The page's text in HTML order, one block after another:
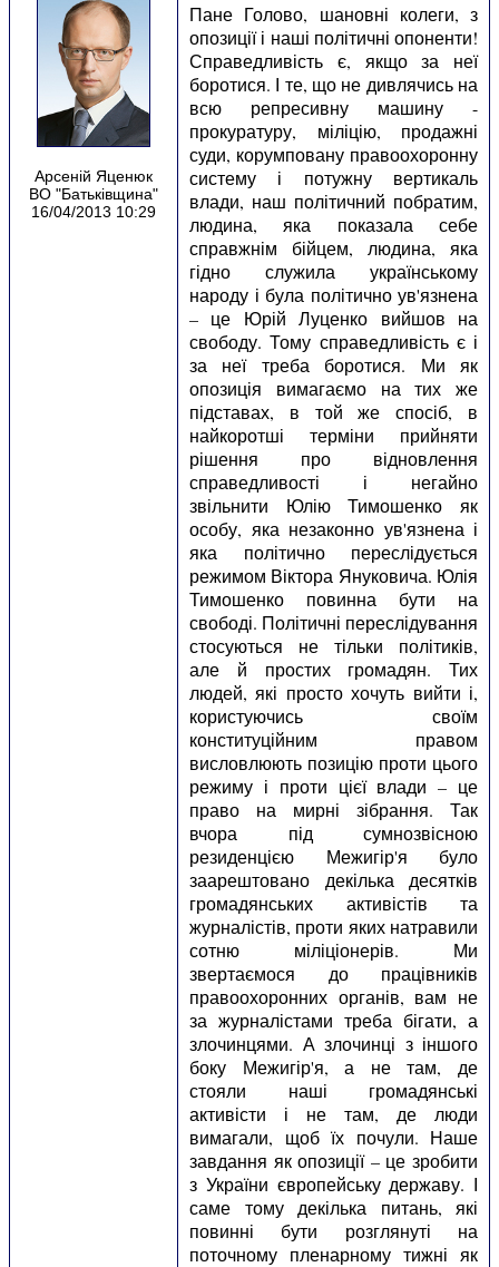
Арсеній Яценюк
ВО "Батьківщина"
16/04/2013 10:29
Пане Голово, шановні колеги, з
опозиції і наші політичні опоненти!
Справедливість є, якщо за неї
боротися. І те, що не дивлячись на
всю репресивну машину -
прокуратуру, міліцію, продажні
суди, корумповану правоохоронну
систему і потужну вертикаль
влади, наш політичний побратим,
людина, яка показала себе
справжнім бійцем, людина, яка
гідно служила українському
народу і була політично ув'язнена
– це Юрій Луценко вийшов на
свободу. Тому справедливість є і
за неї треба боротися. Ми як
опозиція вимагаємо на тих же
підставах, в той же спосіб, в
найкоротші терміни прийняти
рішення про відновлення
справедливості і негайно
звільнити Юлію Тимошенко як
особу, яка незаконно ув'язнена і
яка політично переслідується
режимом Віктора Януковича. Юлія
Тимошенко повинна бути на
свободі. Політичні переслідування
стосуються не тільки політиків,
але й простих громадян. Тих
людей, які просто хочуть вийти і,
користуючись своїм
конституційним правом
висловлюють позицію проти цього
режиму і проти цієї влади – це
право на мирні зібрання. Так
вчора під сумнозвісною
резиденцією Межигір'я було
заарештовано декілька десятків
громадянських активістів та
журналістів, проти яких натравили
сотню міліціонерів. Ми
звертаємося до працівників
правоохоронних органів, вам не
за журналістами треба бігати, а
злочинцями. А злочинці з іншого
боку Межигір'я, а не там, де
стояли наші громадянські
активісти і не там, де люди
вимагали, щоб їх почули. Наше
завдання як опозиції – це зробити
з України європейську державу. І
саме тому декілька питань, які
повинні бути розглянуті на
поточному пленарному тижні як